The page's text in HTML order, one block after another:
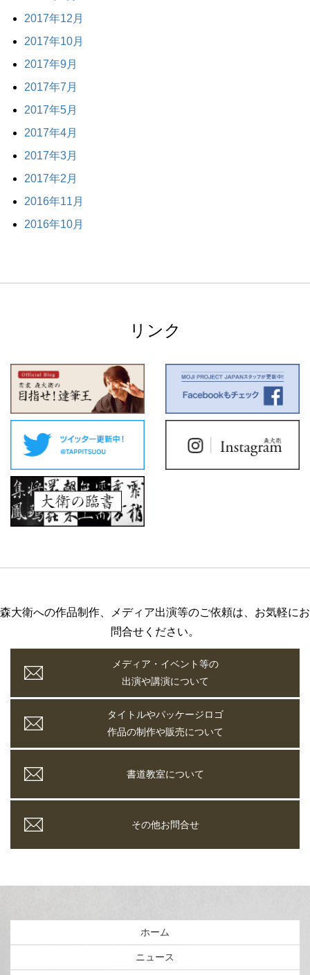
2017年12月
2017年10月
2017年9月
2017年7月
2017年5月
2017年4月
2017年3月
2017年2月
2016年11月
2016年10月
リンク
森大衛への作品制作、メディア出演等のご依頼は、お気軽にお
問合せください。
メディア・イベント等の
出演や講演について
タイトルやパッケージロゴ
作品の制作や販売について
書道教室について
その他お問合せ
ホーム
ニュース